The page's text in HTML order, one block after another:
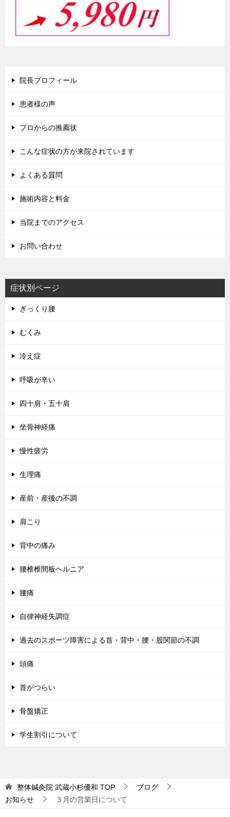
院長プロフィール
患者様の声
プロからの推薦状
こんな症状の方が来院されています
よくある質問
施術内容と料金
当院までのアクセス
お問い合わせ
症状別ページ
ぎっくり腰
むくみ
冷え症
呼吸が辛い
四十肩・五十肩
坐骨神経痛
慢性疲労
生理痛
産前・産後の不調
肩こり
背中の痛み
腰椎椎間板ヘルニア
腰痛
自律神経失調症
過去のスポーツ障害による首・背中・腰・股関節の不調
頭痛
首がつらい
骨盤矯正
学生割引について
整体鍼灸院 武蔵小杉優和 TOP
ブログ
お知らせ
３月の営業日について